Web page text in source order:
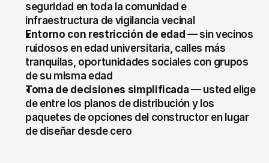
seguridad en toda la comunidad e
infraestructura de vigilancia vecinal
Entorno con restricción de edad — sin vecinos
ruidosos en edad universitaria, calles más
tranquilas, oportunidades sociales con grupos
de su misma edad
Toma de decisiones simplificada — usted elige
de entre los planos de distribución y los
paquetes de opciones del constructor en lugar
de diseñar desde cero